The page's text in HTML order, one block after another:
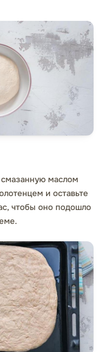
маслом
и оставьте
чтобы оно подошло